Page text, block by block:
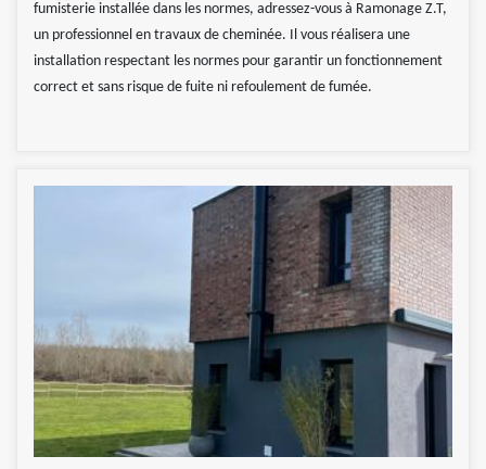
fumisterie installée dans les normes, adressez-vous à Ramonage Z.T,
un professionnel en travaux de cheminée. Il vous réalisera une
installation respectant les normes pour garantir un fonctionnement
correct et sans risque de fuite ni refoulement de fumée.